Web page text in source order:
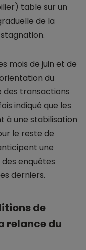
table sur un
de la
mois de juin et de
du
des transactions
indiqué que les
à une stabilisation
le reste de
une
enquêtes
derniers.
de
relance du